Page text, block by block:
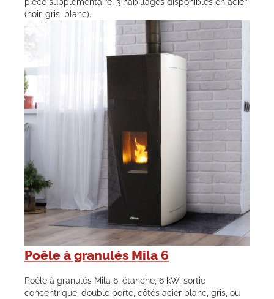
pièce supplémentaire, 3 habillages disponibles en acier
(noir, gris, blanc).
Poêle à granulés Mila 6
Poêle à granulés Mila 6, étanche, 6 kW, sortie
concentrique, double porte, côtés acier blanc, gris, ou